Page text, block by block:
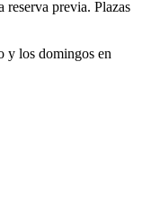
reserva previa. Plazas
y los domingos en